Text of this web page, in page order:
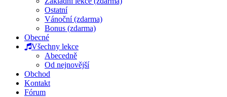
Ostatní
Vánoční (zdarma)
Bonus (zdarma)
Obecné
Všechny lekce
Abecedně
Od nejnovější
Obchod
Kontakt
Fórum